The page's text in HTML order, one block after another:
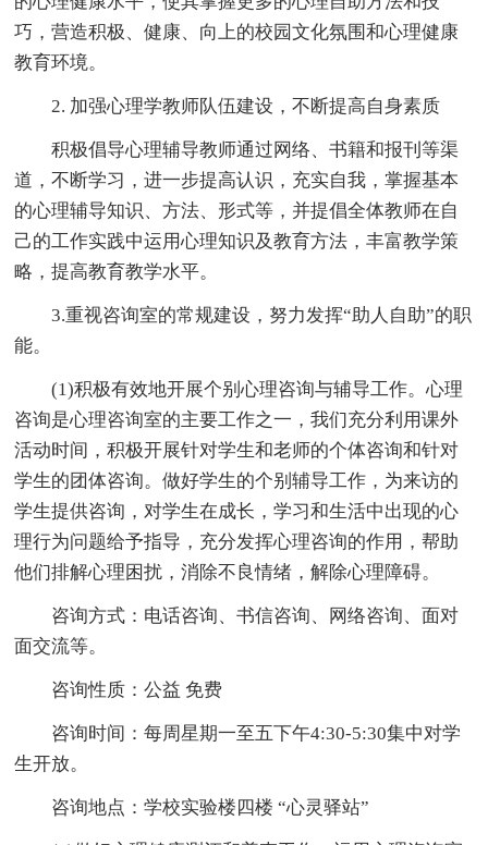
巧，营造积极、健康、向上的校园文化氛围和心理健康
教育环境。
2. 加强心理学教师队伍建设，不断提高自身素质
积极倡导心理辅导教师通过网络、书籍和报刊等渠
道，不断学习，进一步提高认识，充实自我，掌握基本
的心理辅导知识、方法、形式等，并提倡全体教师在自
己的工作实践中运用心理知识及教育方法，丰富教学策
略，提高教育教学水平。
3.重视咨询室的常规建设，努力发挥“助人自助”的职
能。
(1)积极有效地开展个别心理咨询与辅导工作。心理
咨询是心理咨询室的主要工作之一，我们充分利用课外
活动时间，积极开展针对学生和老师的个体咨询和针对
学生的团体咨询。做好学生的个别辅导工作，为来访的
学生提供咨询，对学生在成长，学习和生活中出现的心
理行为问题给予指导，充分发挥心理咨询的作用，帮助
他们排解心理困扰，消除不良情绪，解除心理障碍。
咨询方式：电话咨询、书信咨询、网络咨询、面对
面交流等。
咨询性质：公益 免费
咨询时间：每周星期一至五下午4:30-5:30集中对学
生开放。
咨询地点：学校实验楼四楼 “心灵驿站”